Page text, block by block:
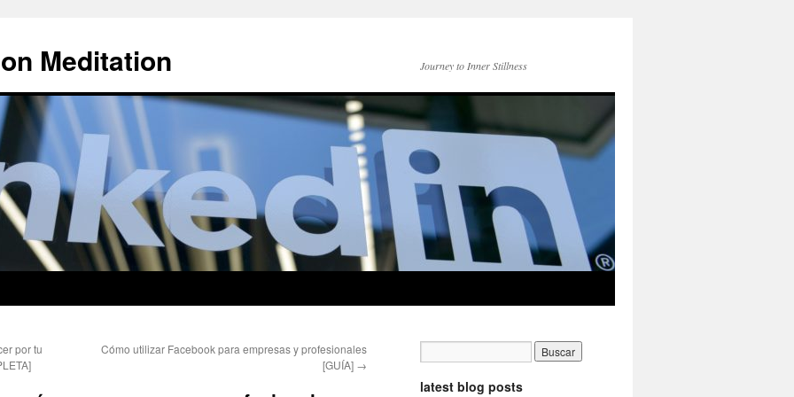
Meditation Journey to Inner Stillness
por tu
Cómo utilizar Facebook para empresas y profesionales
[GUÍA] →
latest blog posts